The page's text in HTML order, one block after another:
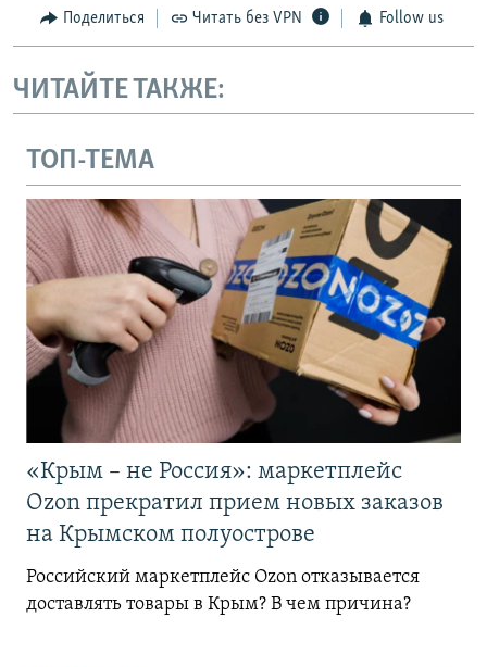
Поделиться Читать без VPN Follow us
ЧИТАЙТЕ ТАКЖЕ:
ТОП-ТЕМА
«Крым – не Россия»: маркетплейс
Ozon прекратил прием новых заказов
на Крымском полуострове
Российский маркетплейс Ozon отказывается
доставлять товары в Крым? В чем причина?